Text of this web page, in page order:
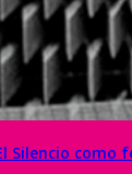
Silencio